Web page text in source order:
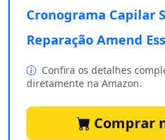
Cronograma Capilar
Reparação Amend
Confira os detalhes
diretamente na Amazon.
Comprar